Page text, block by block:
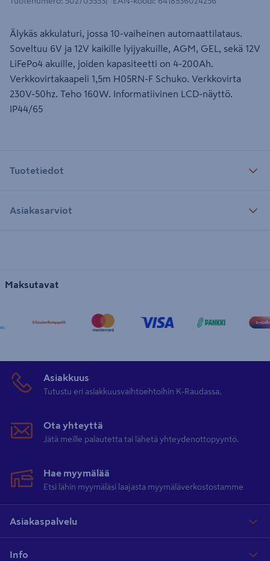
Älykäs akkulaturi, jossa 10-vaiheinen automaattilataus.
Soveltuu 6V ja 12V kaikille lyijyakuille, AGM, GEL, sekä 12V
LiFePo4 akuille, joiden kapasiteetti on 4-200Ah.
Verkkovirtakaapeli 1,5m H05RN-F Schuko. Verkkovirta
230V-50hz. Teho 160W. Informatiivinen LCD-näyttö.
IP44/65
Tuotetiedot
Asiakasarviot
Maksutavat
Asiakkuus
Tutustu eri asiakkuusvaihtoehtoihin K-Raudassa.
Ota yhteyttä
Jätä meille palautetta tai lähetä yhteydenottopyyntö.
Hae myymälää
Etsi lähin myymäläsi laajasta myymäläverkostostamme
Asiakaspalvelu
Info